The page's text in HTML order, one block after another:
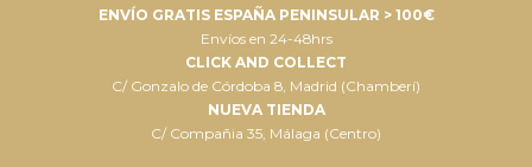
ENVÍO GRATIS ESPAÑA PENINSULAR > 100€
Envíos en 24-48hrs
CLICK AND COLLECT
C/ Gonzalo de Córdoba 8, Madrid (Chamberí)
NUEVA TIENDA
C/ Compañia 35, Málaga (Centro)